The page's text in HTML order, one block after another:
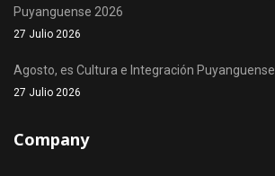
Puyanguense 2026
27 Julio 2026
Agosto, es Cultura e Integración Puyanguense
27 Julio 2026
Company